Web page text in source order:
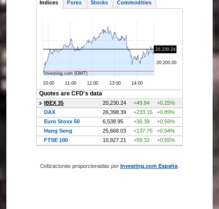
Cotizaciones proporcionadas por Investing.com España.